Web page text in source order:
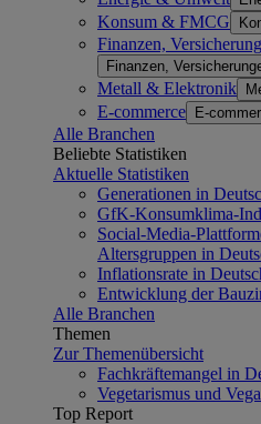
Konsum & FMCG
Finanzen,
Finanzen,
Metall & Elektronik
E-commerce E-
Alle Branchen
Beliebte Statistiken
Aktuelle Statistiken
Generationen in
GfK-Konsumklima-
Social-Media-
Altersgruppen in
Inflationsrate in
Entwicklung der
Alle Branchen
Themen
Zur Themenübersicht
Fachkräftemangel in
Vegetarismus und
Top Report